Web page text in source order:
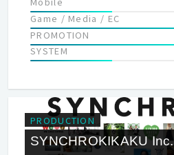
Game / Media / EC
PROMOTION
SYSTEM
PRODUCTION
SYNCHROKIKAKU Inc.